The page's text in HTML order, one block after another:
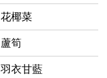
花椰菜
蘆筍
羽衣甘藍